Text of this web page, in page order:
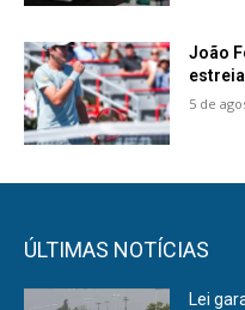
João
5 de
ÚLTIMAS NOTÍCIAS
Lei